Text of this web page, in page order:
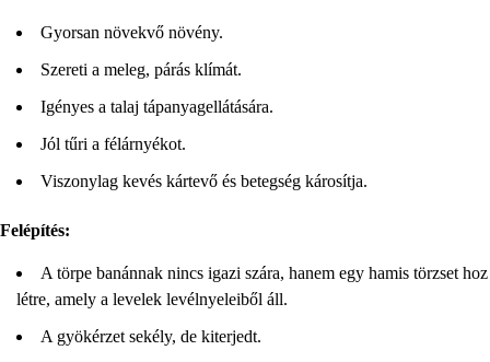
Gyorsan növekvő növény.
Szereti a meleg, párás klímát.
Igényes a talaj tápanyagellátására.
Jól tűri a félárnyékot.
Viszonylag kevés kártevő és betegség károsítja.
Felépítés:
A törpe banánnak nincs igazi szára, hanem egy hamis törzset hoz
létre, amely a levelek levélnyeleiből áll.
A gyökérzet sekély, de kiterjedt.